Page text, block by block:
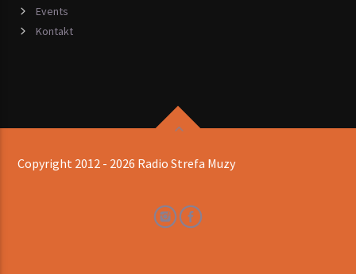
Events
Kontakt
Copyright 2012 - 2026 Radio Strefa Muzy